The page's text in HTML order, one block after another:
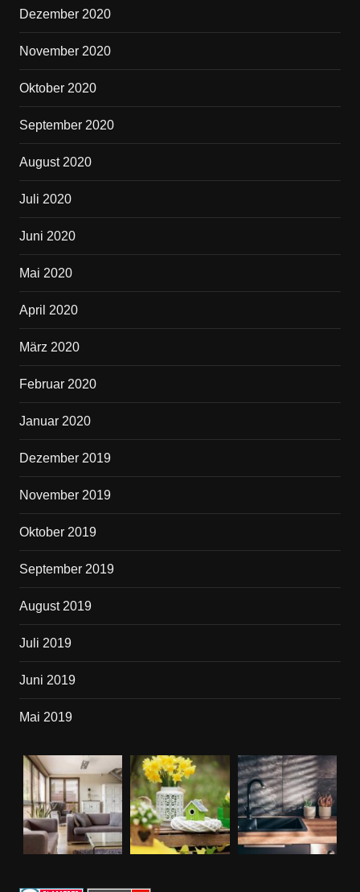
Dezember 2020
November 2020
Oktober 2020
September 2020
August 2020
Juli 2020
Juni 2020
Mai 2020
April 2020
März 2020
Februar 2020
Januar 2020
Dezember 2019
November 2019
Oktober 2019
September 2019
August 2019
Juli 2019
Juni 2019
Mai 2019